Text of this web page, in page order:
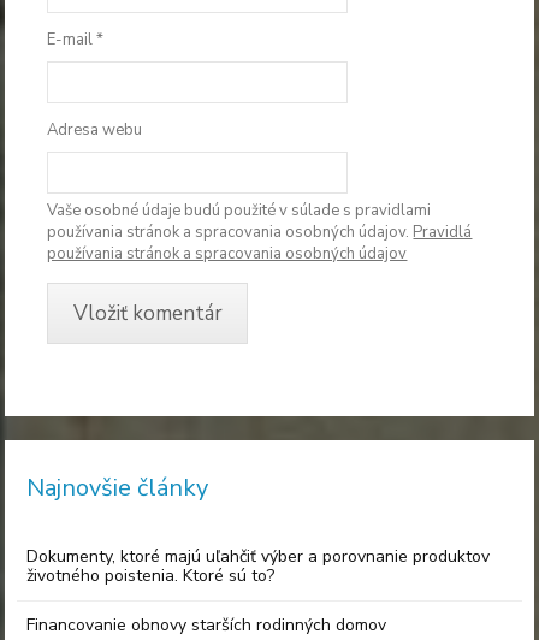
E-mail*
Adresa webu
Vaše osobné údaje budú použité v súlade s pravidlami
používania stránok a spracovania osobných údajov. Pravidlá
používania stránok a spracovania osobných údajov
Najnovšie články
Dokumenty, ktoré majú uľahčiť výber a porovnanie produktov
životného poistenia. Ktoré sú to?
Financovanie obnovy starších rodinných domov